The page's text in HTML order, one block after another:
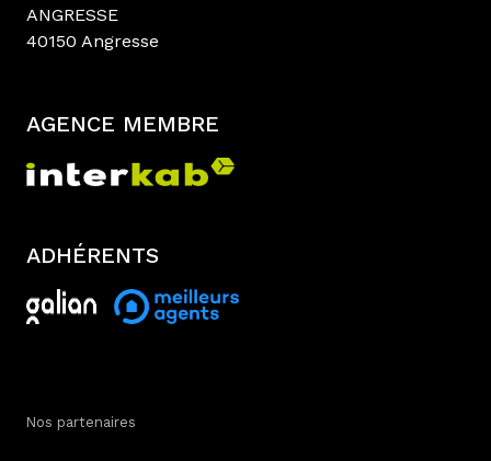
ANGRESSE
40150 Angresse
AGENCE MEMBRE
ADHÉRENTS
Nos partenaires